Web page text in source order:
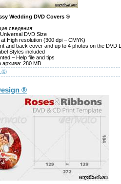
Wedding DVD Covers ®
сведения:
DVD Size
High resolution (300 dpi – CMYK)
and back cover and up to 4 photos on the DVD
Styles included
– Help file and tips
архива: 280 MB
(0)
®